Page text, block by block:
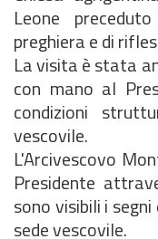
Leone
preghiera e di
La visita è stata
con mano al
condizioni
vescovile.
L'Arcivescovo
Presidente
sono visibili i
sede vescovile.